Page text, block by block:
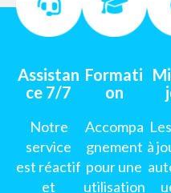
Assistan
ce 7/7
Notre
service
est réactif
et
Formati
on
Accompa
gnement
pour une
utilisation
à